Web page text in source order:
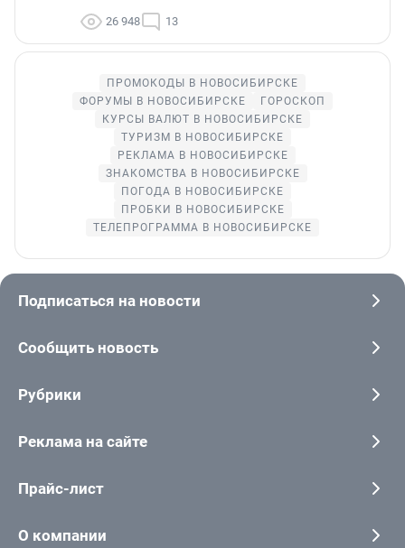
26 948 13
ПРОМОКОДЫ В НОВОСИБИРСКЕ
ФОРУМЫ В НОВОСИБИРСКЕ
ГОРОСКОП
КУРСЫ ВАЛЮТ В НОВОСИБИРСКЕ
ТУРИЗМ В НОВОСИБИРСКЕ
РЕКЛАМА В НОВОСИБИРСКЕ
ЗНАКОМСТВА В НОВОСИБИРСКЕ
ПОГОДА В НОВОСИБИРСКЕ
ПРОБКИ В НОВОСИБИРСКЕ
ТЕЛЕПРОГРАММА В НОВОСИБИРСКЕ
Подписаться на новости
Сообщить новость
Рубрики
Реклама на сайте
Прайс-лист
О компании